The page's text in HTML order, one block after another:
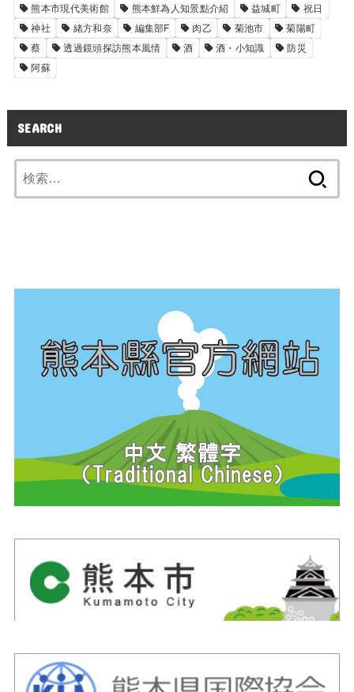
熊本市現代美術館
熊本鮮為人知景點介紹 益城町
祝日
神社
緒方和奈 編集部F 肉乙 菊池市
菊陽町
蔡
透過鏡頭探訪熊本風情 酒 酒・小知識
防災
阿蘇
SEARCH
索: